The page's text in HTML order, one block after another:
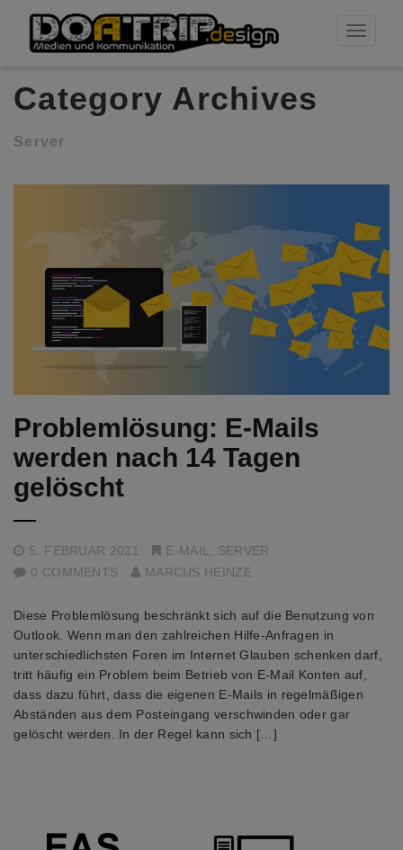
Toggle
Category Archives
Server
Problemlösung: E-Mails
werden nach 14 Tagen
gelöscht
5. FEBRUAR 2021 E-MAIL
SERVER
0 COMMENTS
MARCUS HEINZE
Diese Problemlösung beschränkt sich auf die Benutzung von
Outlook. Wenn man den zahlreichen Hilfe-Anfragen in
unterschiedlichsten Foren im Internet Glauben schenken darf,
tritt häufig ein Problem beim Betrieb von E-Mail Konten auf,
dass dazu führt, dass die eigenen E-Mails in regelmäßigen
Abständen aus dem Posteingang verschwinden oder gar
gelöscht werden. In der Regel kann sich […]